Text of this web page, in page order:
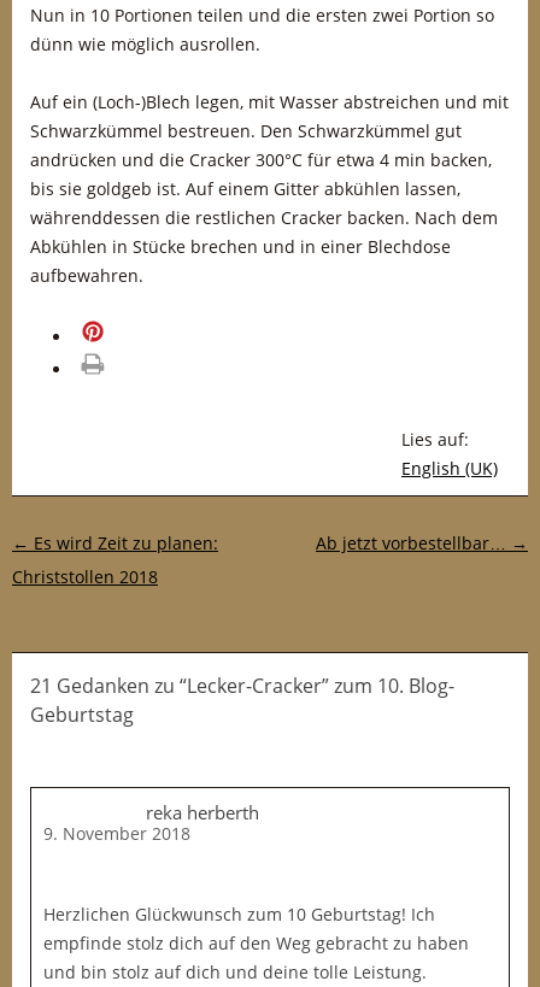
Nun in 10 Portionen teilen und die ersten zwei Portion so
dünn wie möglich ausrollen.
Auf ein (Loch-)Blech legen, mit Wasser abstreichen und mit
Schwarzkümmel bestreuen. Den Schwarzkümmel gut
andrücken und die Cracker 300°C für etwa 4 min backen,
bis sie goldgeb ist. Auf einem Gitter abkühlen lassen,
währenddessen die restlichen Cracker backen. Nach dem
Abkühlen in Stücke brechen und in einer Blechdose
aufbewahren.
Lies auf:
English (UK)
Post-Navigation
← Es wird Zeit zu planen:
Christstollen 2018
Ab jetzt vorbestellbar… →
21 Gedanken zu “Lecker-Cracker” zum 10. Blog-
Geburtstag
reka herberth
9. November 2018
Herzlichen Glückwunsch zum 10 Geburtstag! Ich
empfinde stolz dich auf den Weg gebracht zu haben
und bin stolz auf dich und deine tolle Leistung.